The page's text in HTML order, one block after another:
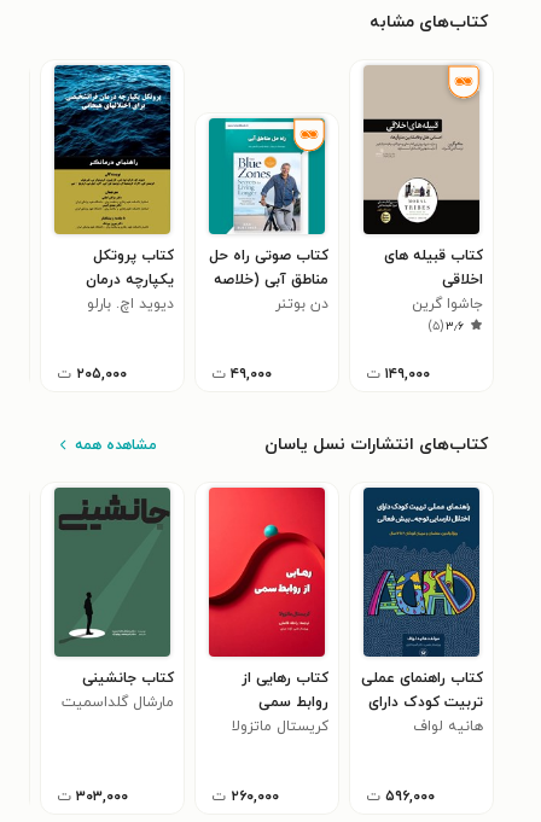
کتاب‌های مشابه
کتاب قبیله های
اخلاقی
جاشوا گرین
۳٫۶(۵)
۱۴۹,۰۰۰ ت
کتاب صوتی راه حل
مناطق آبی (خلاصه
کتاب)
دن بوتنر
۴۹,۰۰۰ ت
کتاب پروتکل
یکپارچه درمان
فراتشخیصی برای
دیوید اچ. بارلو
۲۰۵,۰۰۰ ت
کتاب‌های انتشارات نسل یاسان مشاهده همه
کتاب راهنمای عملی
تربیت کودک دارای
اختلال نارسایی
هانیه لواف
۵۹۶,۰۰۰ ت
کتاب رهایی از
روابط سمی
کریستال ماتزولا
۲۶۰,۰۰۰ ت
کتاب جانشینی
مارشال گلداسمیت
۳۰۳,۰۰۰ ت